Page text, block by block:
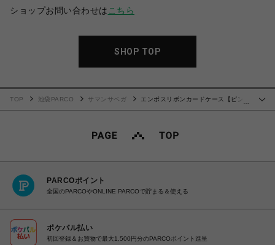
ショップお問い合わせは こちら
SHOP TOP
TOP 池袋PARCO サマンサベガ
エンボスリボンカードケース【ピン
PARCOポイント
全国のPARCOやONLINE PARCOで貯まる＆使える
ポケパル払い
初回登録＆お買物で最大1,500円分のPARCOポイント進呈